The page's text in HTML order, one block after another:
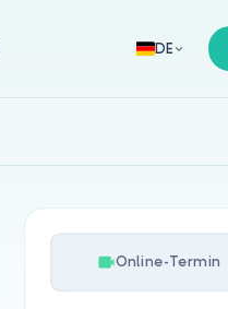
DE
Online-Termin